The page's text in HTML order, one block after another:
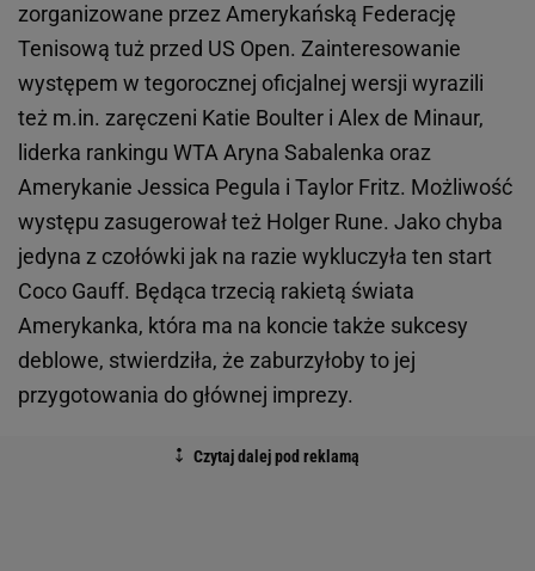
zorganizowane przez Amerykańską Federację
Tenisową tuż przed US Open. Zainteresowanie
występem w tegorocznej oficjalnej wersji wyrazili
też m.in. zaręczeni Katie Boulter i Alex de Minaur,
liderka rankingu WTA Aryna Sabalenka oraz
Amerykanie Jessica Pegula i Taylor Fritz. Możliwość
występu zasugerował też Holger Rune. Jako chyba
jedyna z czołówki jak na razie wykluczyła ten start
Coco Gauff. Będąca trzecią rakietą świata
Amerykanka, która ma na koncie także sukcesy
deblowe, stwierdziła, że zaburzyłoby to jej
przygotowania do głównej imprezy.